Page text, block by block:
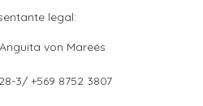
legal:
von Mareés
3/ +569 8752 3807